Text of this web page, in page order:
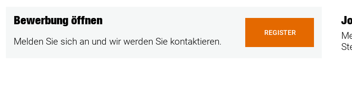
Bewerbung öffnen
Melden Sie sich an und wir werden Sie kontaktieren.
REGISTER